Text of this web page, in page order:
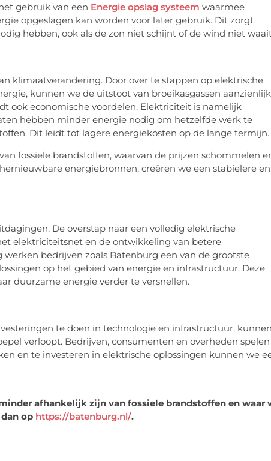
gebruik van een Energie opslag systeem waarmee
opgeslagen kan worden voor later gebruik. Dit zorgt
hebben, ook als de zon niet schijnt of de wind niet
klimaatverandering. Door over te stappen op elektrische
kunnen we de uitstoot van broeikasgassen aanzienlijk
ook economische voordelen. Elektriciteit is namelijk
hebben minder energie nodig om hetzelfde werk te
Dit leidt tot lagere energiekosten op de lange termijn.
fossiele brandstoffen, waarvan de prijzen schommelen
energiebronnen, creëren we een stabielere en
De overstap naar een volledig elektrische
elektriciteitsnet en de ontwikkeling van betere
bedrijven zoals Batenburg een van de grootste
op het gebied van energie en infrastructuur. Deze
duurzame energie verder te versnellen.
te doen in technologie en infrastructuur,
verloopt. Bedrijven, consumenten en overheden spelen
en te investeren in elektrische oplossingen kunnen we
afhankelijk zijn van fossiele brandstoffen en waar
op https://batenburg.nl/.